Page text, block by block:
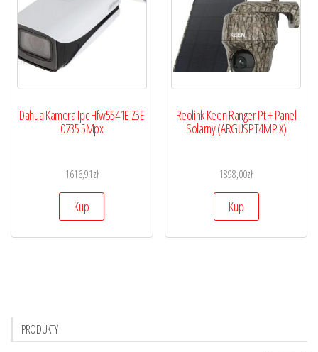
Dahua Kamera Ipc Hfw5541E Z5E
0735 5Mpx
1616,91zł
Kup
Reolink Keen Ranger Pt + Panel
Solarny (ARGUSPT4MPIX)
1898,00zł
Kup
PRODUKTY